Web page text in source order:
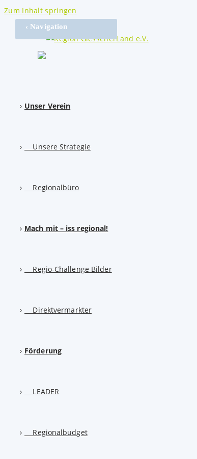
Zum Inhalt springen
‹ Navigation
Unser Verein
Unsere Strategie
Regionalbüro
Mach mit – iss regional!
Regio-Challenge Bilder
Direktvermarkter
Förderung
LEADER
Regionalbudget